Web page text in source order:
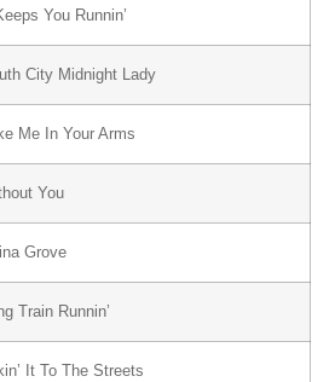
You Runnin’
City Midnight Lady
Me In Your Arms
You
Grove
Train Runnin’
It To The Streets